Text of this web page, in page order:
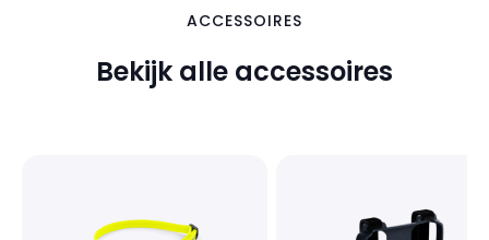
ACCESSOIRES
Bekijk alle accessoires